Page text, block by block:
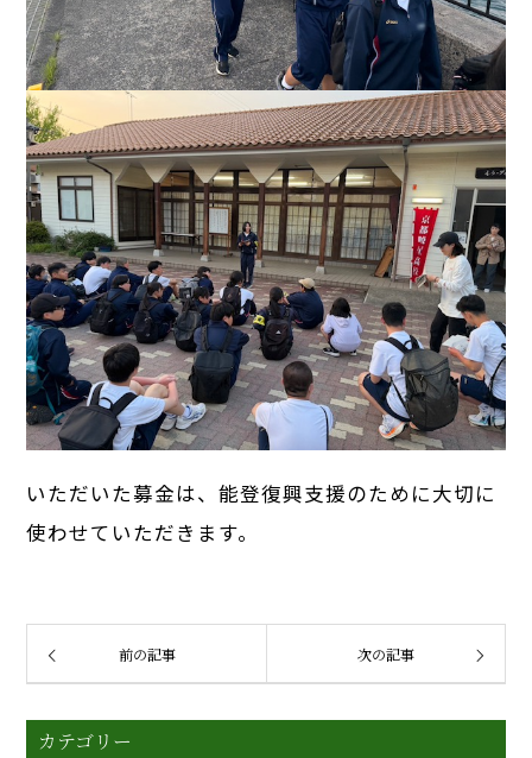
いただいた募金は、能登復興支援のために大切に
使わせていただきます。
前の記事 次の記事
カテゴリー